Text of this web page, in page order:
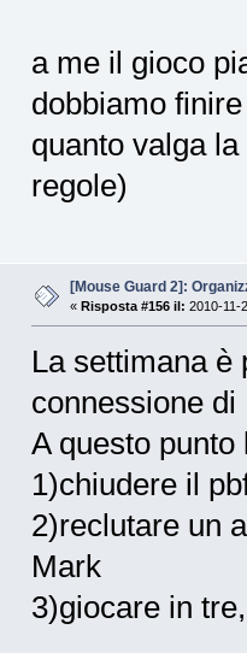
a me il gioco
dobbiamo
quanto valga
regole)
[Mouse Guard 2]:
« Risposta #156 il: 2010-11-
La settimana è
connessione
A questo
1)chiudere il
2)reclutare un
Mark
3)giocare in